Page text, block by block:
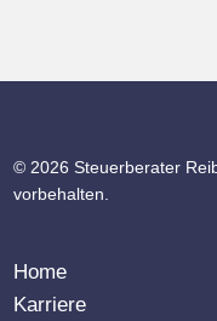
© 2026 Steuerberater
vorbehalten.
Home
Karriere